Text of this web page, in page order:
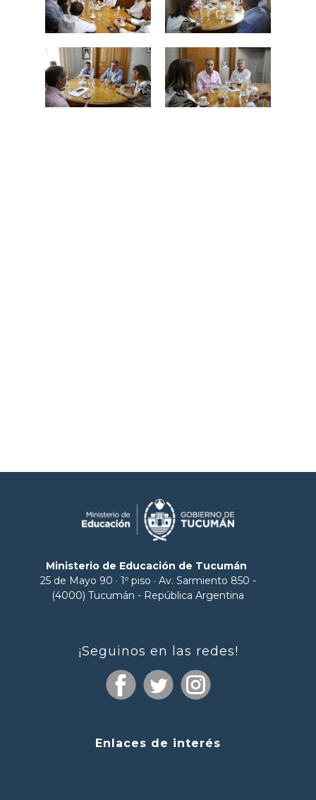
Ministerio de Educación de Tucumán
25 de Mayo 90 · 1º piso · Av. Sarmiento 850 -
(4000) Tucumán - República Argentina
¡Seguinos en las redes!
Enlaces de interés